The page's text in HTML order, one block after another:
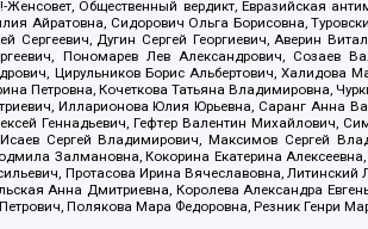
Общественный вердикт, Евразийская
Сидорович Ольга Борисовна,
Дугин Сергей Георгиевич, Аверин
Пономарев Лев Александрович, Созаев
Цирульников Борис Альбертович,
Петровна, Кочеткова Татьяна Владимировна,
Илларионова Юлия Юрьевна, Саранг Анна
Геннадьевич, Гефтер Валентин Михайлович,
Сергей Владимирович, Максимов Сергей
Залмановна, Кокорина Екатерина
Протасова Ирина Вячеславовна,
Анна Дмитриевна, Королева Александра
Полякова Мара Федоровна, Резник Генри